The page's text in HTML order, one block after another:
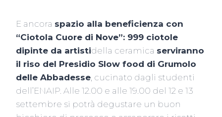
E ancora spazio alla beneficienza con
“Ciotola Cuore di Nove”: 999 ciotole
dipinte da artistidella ceramica serviranno
il riso del Presidio Slow food di Grumolo
delle Abbadesse , cucinato dagli studenti
dell’ENAIP. Alle 12.00 e alle 19.00 del 12 e 13
settembre si potrà degustare un buon